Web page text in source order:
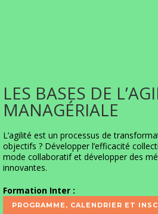
LES BASES DE
MANAGÉRIALE
L’agilité est un processus de
objectifs ? Développer l’efficacité
mode collaboratif et développer des
innovantes.
Formation Inter :
PROGRAMME, CALENDRIER ET